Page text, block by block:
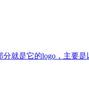
就是它的logo，主要